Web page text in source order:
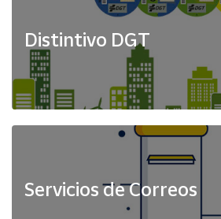
Distintivo DGT
Servicios de Correos